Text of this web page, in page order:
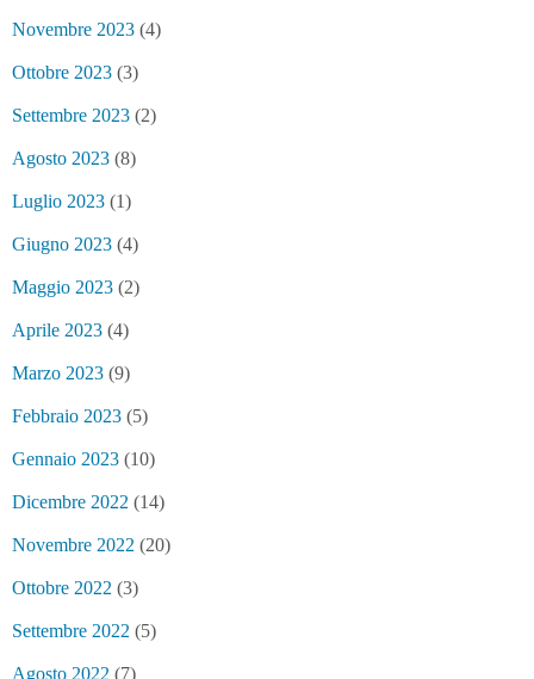
Novembre 2023 (4)
Ottobre 2023 (3)
Settembre 2023 (2)
Agosto 2023 (8)
Luglio 2023 (1)
Giugno 2023 (4)
Maggio 2023 (2)
Aprile 2023 (4)
Marzo 2023 (9)
Febbraio 2023 (5)
Gennaio 2023 (10)
Dicembre 2022 (14)
Novembre 2022 (20)
Ottobre 2022 (3)
Settembre 2022 (5)
Agosto 2022 (7)